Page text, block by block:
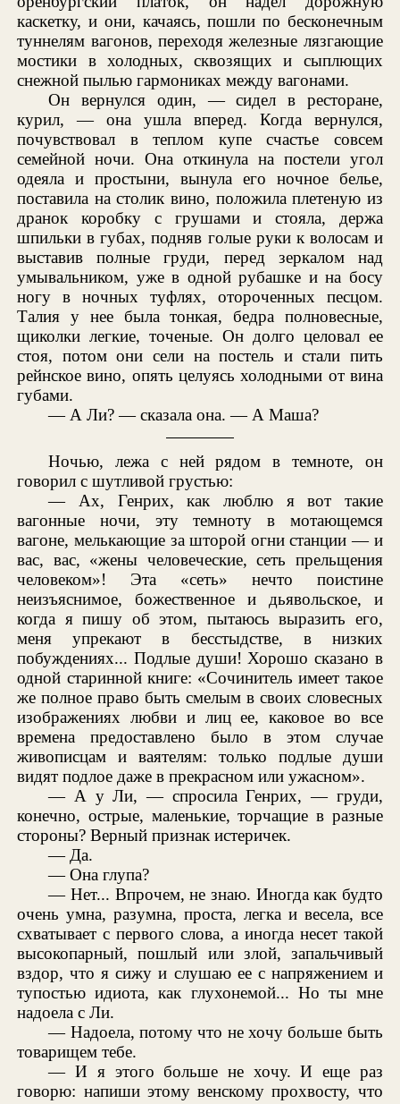
каскетку, и они, качаясь, пошли по бесконечным
туннелям вагонов, переходя железные лязгающие
мостики в холодных, сквозящих и сыплющих
снежной пылью гармониках между вагонами.
Он вернулся один, — сидел в ресторане,
курил, — она ушла вперед. Когда вернулся,
почувствовал в теплом купе счастье совсем
семейной ночи. Она откинула на постели угол
одеяла и простыни, вынула его ночное белье,
поставила на столик вино, положила плетеную из
дранок коробку с грушами и стояла, держа
шпильки в губах, подняв голые руки к волосам и
выставив полные груди, перед зеркалом над
умывальником, уже в одной рубашке и на босу
ногу в ночных туфлях, отороченных песцом.
Талия у нее была тонкая, бедра полновесные,
щиколки легкие, точеные. Он долго целовал ее
стоя, потом они сели на постель и стали пить
рейнское вино, опять целуясь холодными от вина
губами.
— А Ли? — сказала она. — А Маша?
Ночью, лежа с ней рядом в темноте, он
говорил с шутливой грустью:
— Ах, Генрих, как люблю я вот такие
вагонные ночи, эту темноту в мотающемся
вагоне, мелькающие за шторой огни станции — и
вас, вас, «жены человеческие, сеть прельщения
человеком»! Эта «сеть» нечто поистине
неизъяснимое, божественное и дьявольское, и
когда я пишу об этом, пытаюсь выразить его,
меня упрекают в бесстыдстве, в низких
побуждениях... Подлые души! Хорошо сказано в
одной старинной книге: «Сочинитель имеет такое
же полное право быть смелым в своих словесных
изображениях любви и лиц ее, каковое во все
времена предоставлено было в этом случае
живописцам и ваятелям: только подлые души
видят подлое даже в прекрасном или ужасном».
— А у Ли, — спросила Генрих, — груди,
конечно, острые, маленькие, торчащие в разные
стороны? Верный признак истеричек.
— Да.
— Она глупа?
— Нет... Впрочем, не знаю. Иногда как будто
очень умна, разумна, проста, легка и весела, все
схватывает с первого слова, а иногда несет такой
высокопарный, пошлый или злой, запальчивый
вздор, что я сижу и слушаю ее с напряжением и
тупостью идиота, как глухонемой... Но ты мне
надоела с Ли.
— Надоела, потому что не хочу больше быть
товарищем тебе.
— И я этого больше не хочу. И еще раз
говорю: напиши этому венскому прохвосту, что